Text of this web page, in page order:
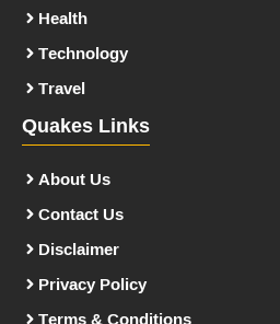
Health
Technology
Travel
Quakes Links
About Us
Contact Us
Disclaimer
Privacy Policy